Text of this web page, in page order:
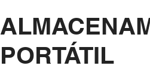
PORTÁTIL